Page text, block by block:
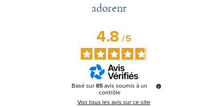
adorent
4.8/5
Basé sur85avis soumis à un
contrôle
Voir tous les avis sur ce site